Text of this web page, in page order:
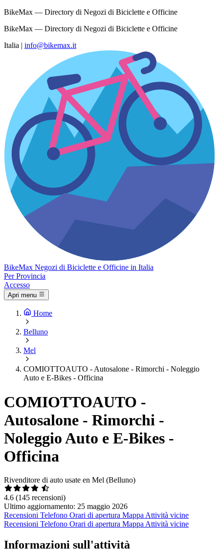
BikeMax — Directory di Negozi di Biciclette e Officine
BikeMax — Directory di Negozi di Biciclette e Officine
Italia | info@bikemax.it
BikeMax Negozi di Biciclette e Officine in Italia
Per Provincia
Accesso
Apri menu
Home
Belluno
Mel
COMIOTTOAUTO - Autosalone - Rimorchi - Noleggio
Auto e E-Bikes - Officina
COMIOTTOAUTO -
Autosalone - Rimorchi -
Noleggio Auto e E-Bikes -
Officina
Rivenditore di auto usate en Mel (Belluno)
4.6 (145 recensioni)
Ultimo aggiornamento: 25 maggio 2026
Recensioni Telefono Orari di apertura Mappa Attività vicine
Recensioni Telefono Orari di apertura Mappa Attività vicine
Informazioni sull'attività